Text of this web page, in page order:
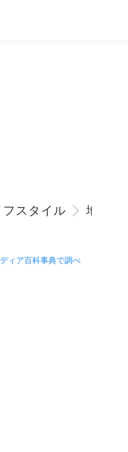
フスタイル 地域情
ィア百科事典で調べ